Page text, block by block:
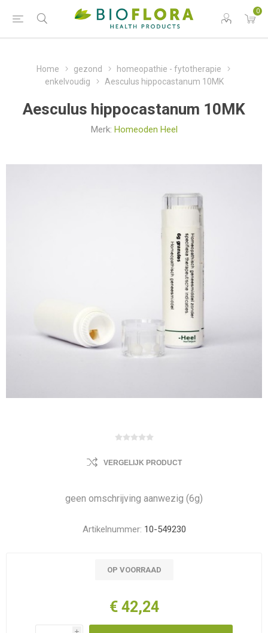
0
Home gezond
homeopathie - fytotherapie
enkelvoudig
Aesculus hippocastanum 10MK
Aesculus hippocastanum 10MK
Merk: Homeoden Heel
VERGELIJK PRODUCT
geen omschrijving aanwezig (6g)
Artikelnummer: 10-549230
OP VOORRAAD
€ 42,24
i